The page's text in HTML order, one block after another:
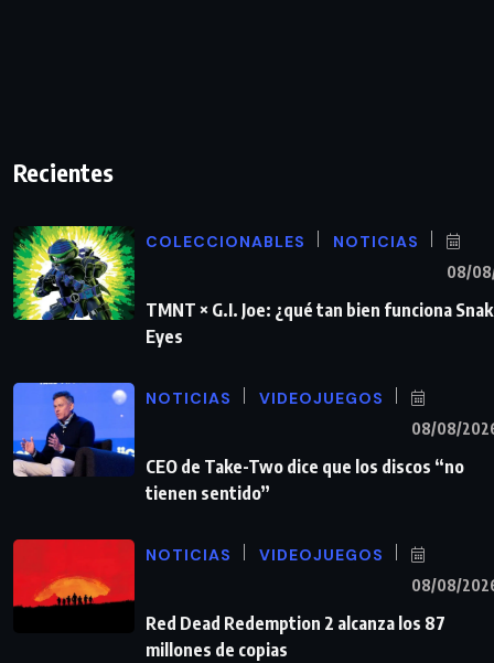
Recientes
COLECCIONABLES NOTICIAS
08/
TMNT × G.I. Joe: ¿qué tan bien funciona
Eyes
NOTICIAS VIDEOJUEGOS
08/08/
CEO de Take-Two dice que los discos “no
tienen sentido”
NOTICIAS VIDEOJUEGOS
08/08/
Red Dead Redemption 2 alcanza los 87
millones de copias